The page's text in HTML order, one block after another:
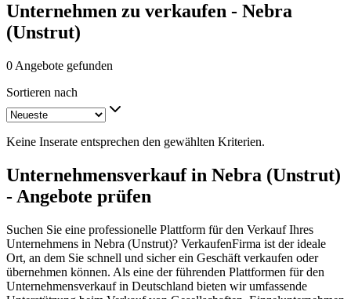
Unternehmen zu verkaufen - Nebra
(Unstrut)
0 Angebote gefunden
Sortieren nach
Keine Inserate entsprechen den gewählten Kriterien.
Unternehmensverkauf in Nebra (Unstrut)
- Angebote prüfen
Suchen Sie eine professionelle Plattform für den Verkauf Ihres
Unternehmens in Nebra (Unstrut)? VerkaufenFirma ist der ideale
Ort, an dem Sie schnell und sicher ein Geschäft verkaufen oder
übernehmen können. Als eine der führenden Plattformen für den
Unternehmensverkauf in Deutschland bieten wir umfassende